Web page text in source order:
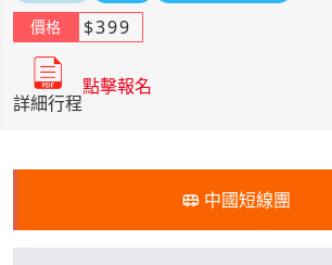
中國短線團
價格
$399
詳細行程
點擊報名